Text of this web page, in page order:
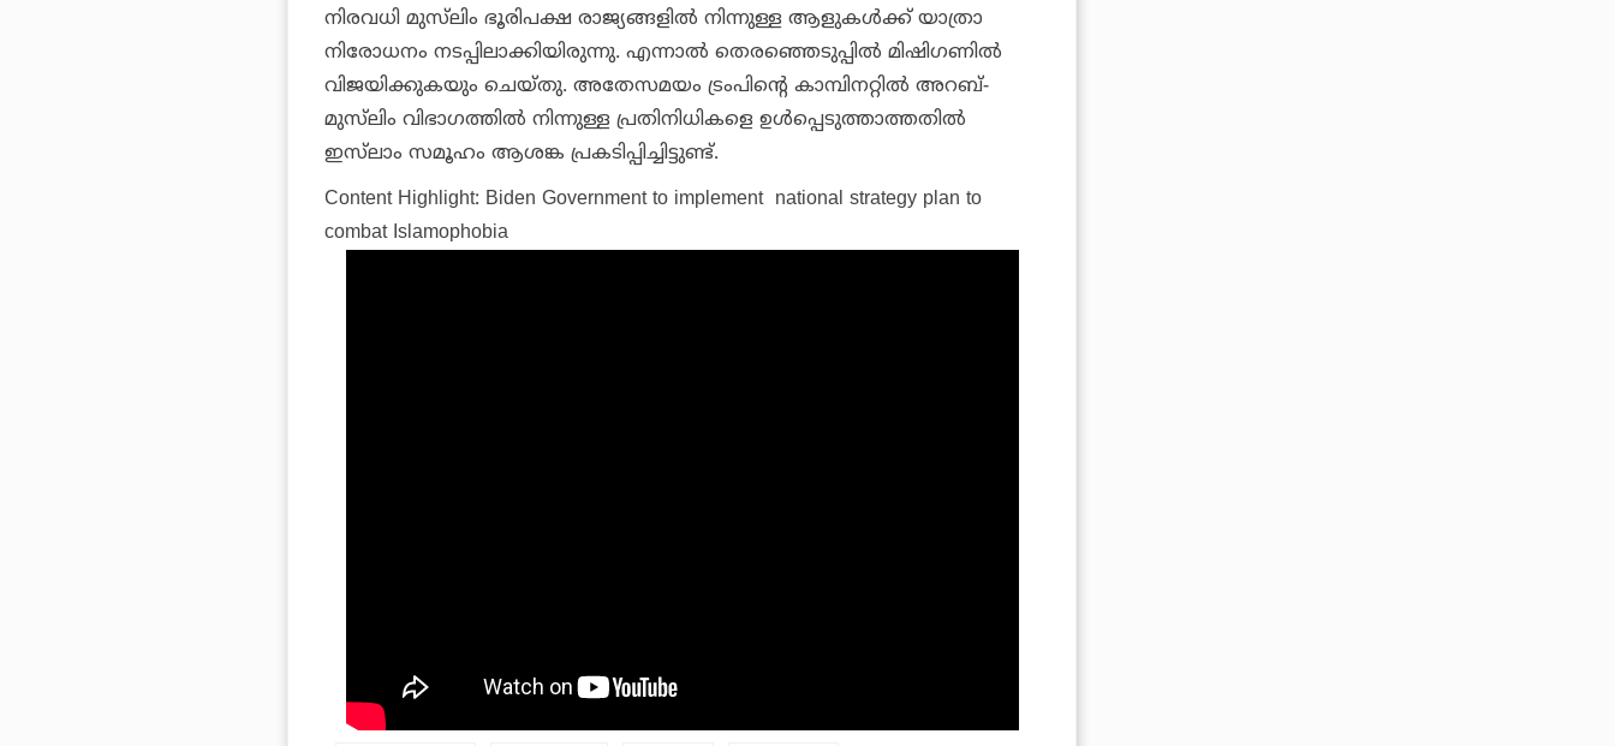
നിരവധി മുസ്‌ലിം ഭൂരിപക്ഷ രാജ്യങ്ങളില്‍ നിന്നുള്ള ആളുകള്‍ക്ക് യാത്രാ
നിരോധനം നടപ്പിലാക്കിയിരുന്നു. എന്നാല്‍ തെരഞ്ഞെടുപ്പില്‍ മിഷിഗണില്‍
വിജയിക്കുകയും ചെയ്തു. അതേസമയം ട്രംപിന്റെ കാമ്പിനറ്റില്‍ അറബ്-
മുസ്‌ലിം വിഭാഗത്തില്‍ നിന്നുള്ള പ്രതിനിധികളെ ഉള്‍പ്പെടുത്താത്തതില്‍
ഇസ്‌ലാം സമൂഹം ആശങ്ക പ്രകടിപ്പിച്ചിട്ടുണ്ട്.
Content Highlight: Biden Government to implement national strategy plan to
combat Islamophobia